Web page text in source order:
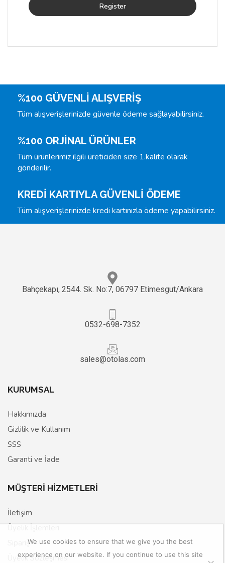
Register
%100 GÜVENLİ ALIŞVERİŞ
Tüm alışverişlerinizde güvenle ödeme sağlayabilirsiniz.
%100 ORJİNAL ÜRÜNLER
Tüm ürünlerimiz ilgili üreticiden size 1.kalite olarak
gönderilir.
KREDİ KARTIYLA GÜVENLİ ÖDEME
Tüm alışverişlerinizde kredi kartınızla ödeme yapabilirsiniz.
Bahçekapı, 2544. Sk. No:7, 06797 Etimesgut/Ankara
0532-698-7352
sales@otolas.com
KURUMSAL
Hakkımızda
Gizlilik ve Kullanım
SSS
Garanti ve İade
MÜŞTERİ HİZMETLERİ
İletişim
Üyelik İşlemleri
Sipariş
Üyelik Sözleşmesi
We use cookies to ensure that we give you the best
experience on our website. If you continue to use this site